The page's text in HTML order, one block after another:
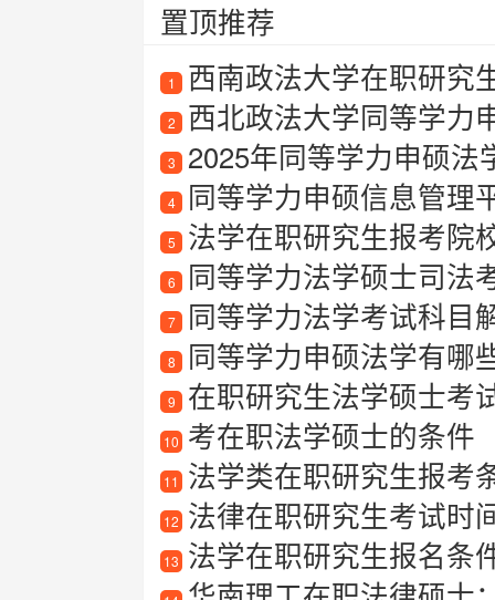
置顶推荐
1 西南政法大学在职研究
2 西北政法大学同等学力
3 2025年同等学力申硕法
4 同等学力申硕信息管理
5 法学在职研究生报考院
6 同等学力法学硕士司法
7 同等学力法学考试科目
8 同等学力申硕法学有哪
9 在职研究生法学硕士考
10 考在职法学硕士的条件
11 法学类在职研究生报考
12 法律在职研究生考试时
13 法学在职研究生报名条